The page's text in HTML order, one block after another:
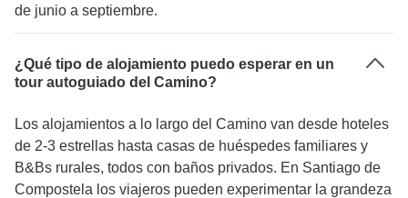
de junio a septiembre.
¿Qué tipo de alojamiento puedo esperar en un
tour autoguiado del Camino?
Los alojamientos a lo largo del Camino van desde hoteles
de 2-3 estrellas hasta casas de huéspedes familiares y
B&Bs rurales, todos con baños privados. En Santiago de
Compostela los viajeros pueden experimentar la grandeza